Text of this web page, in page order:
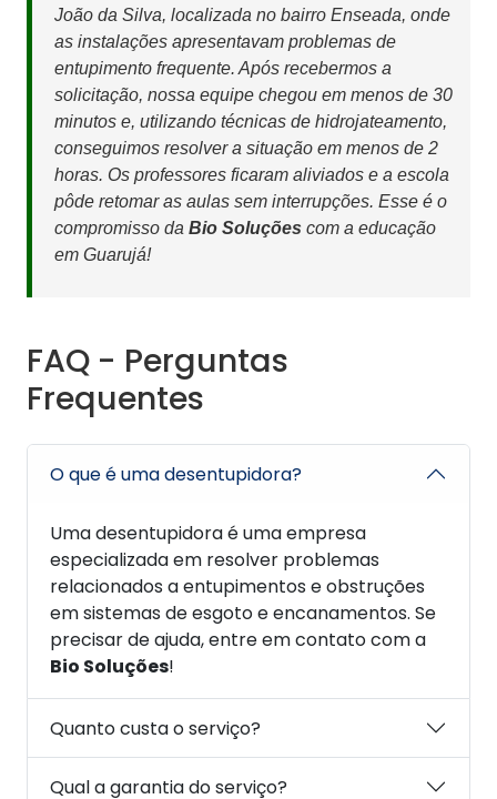
João da Silva, localizada no bairro Enseada, onde
as instalações apresentavam problemas de
entupimento frequente. Após recebermos a
solicitação, nossa equipe chegou em menos de 30
minutos e, utilizando técnicas de hidrojateamento,
conseguimos resolver a situação em menos de 2
horas. Os professores ficaram aliviados e a escola
pôde retomar as aulas sem interrupções. Esse é o
compromisso da Bio Soluções com a educação
em Guarujá!
FAQ - Perguntas
Frequentes
O que é uma desentupidora?
Uma desentupidora é uma empresa
especializada em resolver problemas
relacionados a entupimentos e obstruções
em sistemas de esgoto e encanamentos. Se
precisar de ajuda, entre em contato com a
Bio Soluções!
Quanto custa o serviço?
Qual a garantia do serviço?